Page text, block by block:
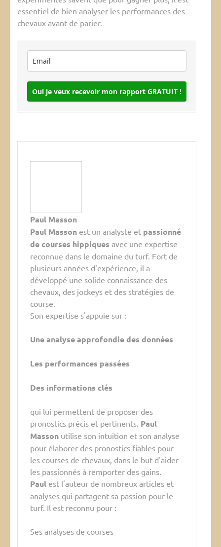
essentiel de bien analyser les performances des
chevaux avant de parier.
Oui je veux recevoir mon rapport GRATUIT !
Paul Masson
Paul Masson est un analyste et passionné
de courses hippiques avec une expertise
reconnue dans le domaine du turf. Fort de
plusieurs années d'expérience, il a
développé une solide connaissance des
chevaux, des jockeys et des stratégies de
course.
Son expertise s'appuie sur :
Une analyse approfondie des données
Les performances passées
Des informations clés
qui lui permettent de proposer des
pronostics précis et pertinents. Paul
Masson utilise son intuition et son analyse
pour élaborer des pronostics fiables pour
les courses de chevaux, dans le but d'aider
les passionnés à remporter des gains.
Paul est l'auteur de nombreux articles et
analyses qui partagent sa passion pour le
turf. Il est reconnu pour :
Ses analyses de courses